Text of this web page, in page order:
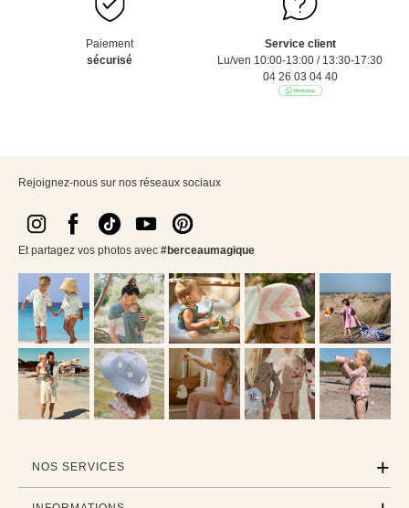
Paiement
sécurisé
Service client
Lu/ven 10:00-13:00 / 13:30-17:30
04 26 03 04 40
Rejoignez-nous sur nos réseaux sociaux
Et partagez vos photos avec #berceaumagique
NOS SERVICES